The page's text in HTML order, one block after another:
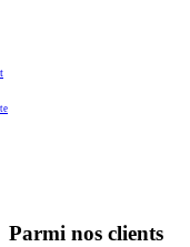
Parmi nos clients